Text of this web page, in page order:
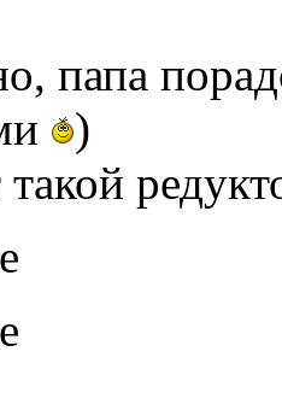
папа
)